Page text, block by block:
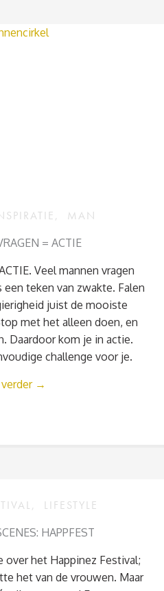
, MAN
= ACTIE
Veel mannen vragen
teken van zwakte. Falen
juist de mooiste
met het alleen doen, en
Daardoor kom je in actie.
challenge voor je.
→
, LIFESTYLE
HAPPFEST
over het Happinez Festival;
het van de vrouwen. Maar